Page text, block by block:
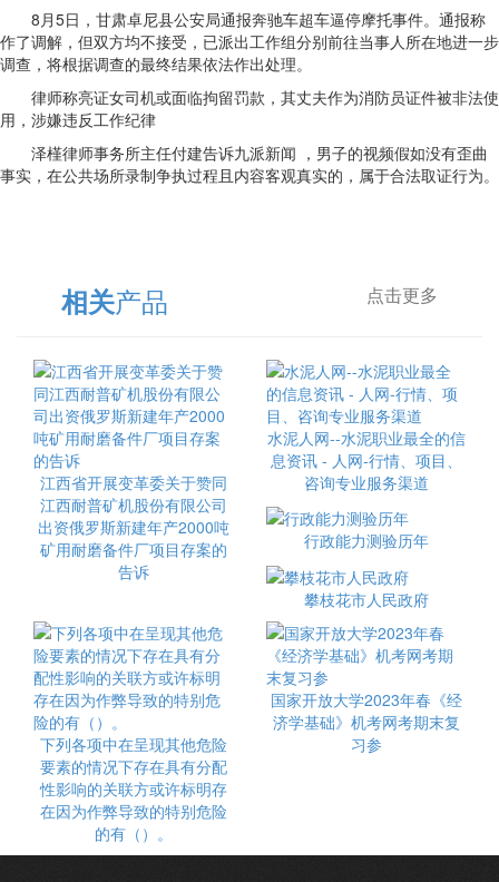
8月5日，甘肃卓尼县公安局通报奔驰车超车逼停摩托事件。通报称
作了调解，但双方均不接受，已派出工作组分别前往当事人所在地进一步
调查，将根据调查的最终结果依法作出处理。
律师称亮证女司机或面临拘留罚款，其丈夫作为消防员证件被非法使
用，涉嫌违反工作纪律
泽槿律师事务所主任付建告诉九派新闻 ，男子的视频假如没有歪曲
事实，在公共场所录制争执过程且内容客观真实的，属于合法取证行为。
相关产品 点击更多
江西省开展变革委关于赞同
江西耐普矿机股份有限公司
出资俄罗斯新建年产2000吨
矿用耐磨备件厂项目存案的
告诉
水泥人网--水泥职业最全的信
息资讯 - 人网-行情、项目、
咨询专业服务渠道
行政能力测验历年
攀枝花市人民政府
下列各项中在呈现其他危险
要素的情况下存在具有分配
性影响的关联方或许标明存
在因为作弊导致的特别危险
的有（）。
国家开放大学2023年春《经
济学基础》机考网考期末复
习参